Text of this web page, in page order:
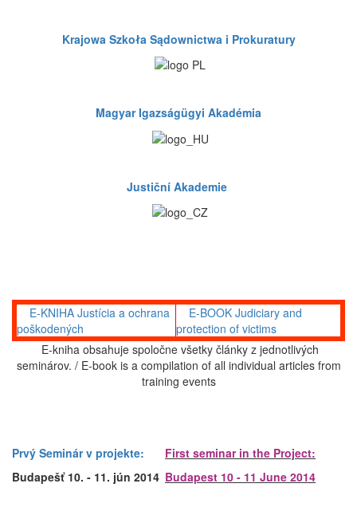
Krajowa Szkoła Sądownictwa i Prokuratury
Magyar Igazságügyi Akadémia
Justiční Akademie
E-KNIHA Justícia a ochrana
poškodených
E-BOOK Judiciary and
protection of victims
E-kniha obsahuje spoločne všetky články z jednotlivých
seminárov. / E-book is a compilation of all individual articles from
training events
Prvý Seminár v projekte:
Budapešť 10. - 11. jún 2014
First seminar in the Project:
Budapest 10 - 11 June 2014